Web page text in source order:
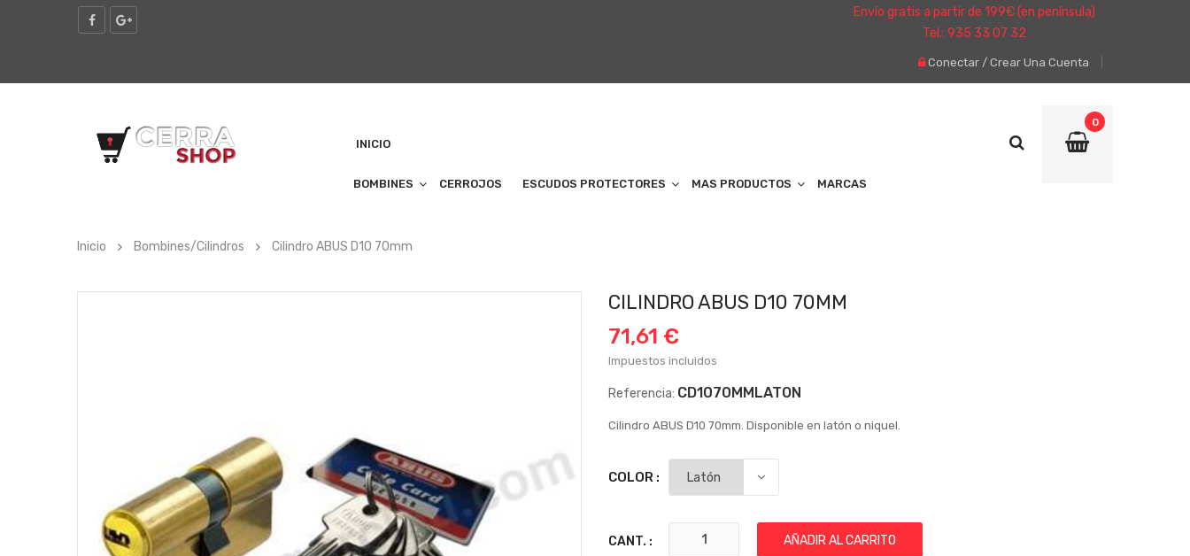
Envío gratis a partir de 199€ (en península)
Tel.: 935 33 07 32
Conectar / Crear Una Cuenta
INICIO
BOMBINES CERROJOS ESCUDOS PROTECTORES MAS PRODUCTOS MARCAS
0
Inicio Bombines/Cilindros Cilindro ABUS D10 70mm
CILINDRO ABUS D10 70MM
71,61 €
Impuestos incluidos
Referencia: CD1070MMLATON
Cilindro ABUS D10 70mm. Disponible en latón o niquel.
COLOR :
CANT. : AÑADIR AL CARRITO